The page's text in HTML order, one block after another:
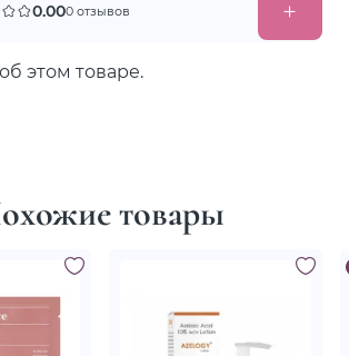
0.000 отзывов
этом товаре.
товары